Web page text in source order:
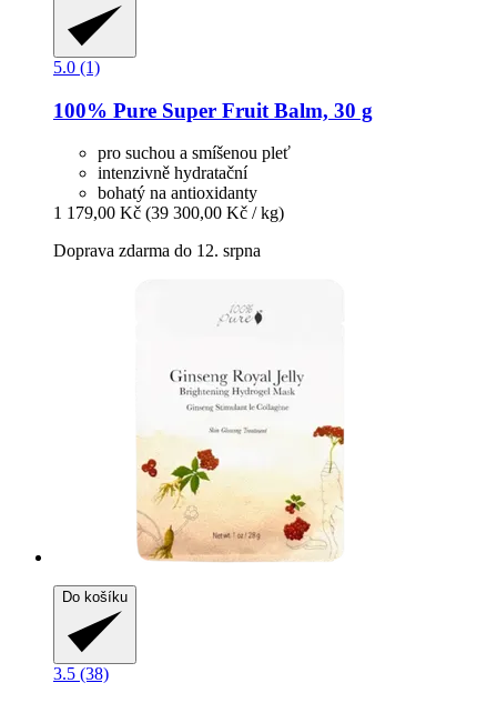
5.0 (1)
100% Pure Super Fruit Balm, 30 g
pro suchou a smíšenou pleť
intenzivně hydratační
bohatý na antioxidanty
1 179,00 Kč (39 300,00 Kč / kg)
Doprava zdarma do 12. srpna
Do košíku
3.5 (38)